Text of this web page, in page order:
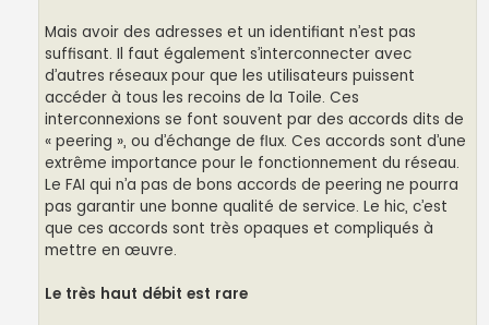
Mais avoir des adresses et un identifiant n’est pas
suffisant. Il faut également s’interconnecter avec
d’autres réseaux pour que les utilisateurs puissent
accéder à tous les recoins de la Toile. Ces
interconnexions se font souvent par des accords dits de
« peering », ou d’échange de flux. Ces accords sont d’une
extrême importance pour le fonctionnement du réseau.
Le FAI qui n’a pas de bons accords de peering ne pourra
pas garantir une bonne qualité de service. Le hic, c’est
que ces accords sont très opaques et compliqués à
mettre en œuvre.
Le très haut débit est rare